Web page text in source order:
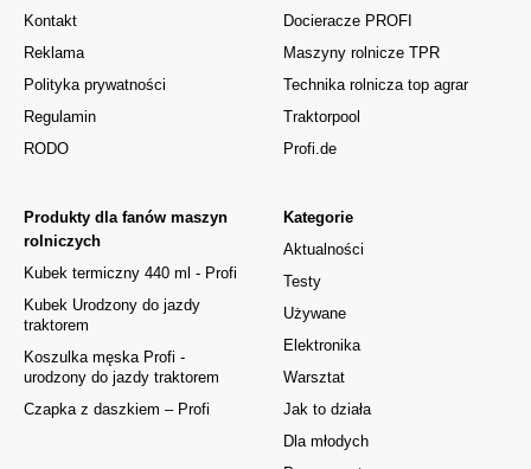
Kontakt
Reklama
Polityka prywatności
Regulamin
RODO
Kategorie
Aktualności
Testy
Używane
Elektronika
Warsztat
Jak to działa
Dla młodych
Produkty dla fanów maszyn
rolniczych
Kubek termiczny 440 ml - Profi
Kubek Urodzony do jazdy
traktorem
Koszulka męska Profi -
urodzony do jazdy traktorem
Czapka z daszkiem – Profi
Docieracze PROFI
Maszyny rolnicze TPR
Technika rolnicza top agrar
Traktorpool
Profi.de